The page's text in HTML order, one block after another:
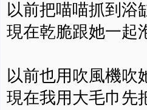
以前把喵喵抓到浴
現在乾脆跟她一起
以前也用吹風機吹
現在我用大毛巾先